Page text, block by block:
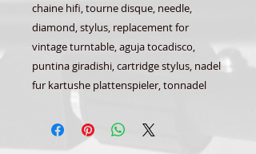
chaine hifi, tourne disque, needle,
diamond, stylus, replacement for
vintage turntable, aguja tocadisco,
puntina giradishi, cartridge stylus, nadel
fur kartushe plattenspieler, tonnadel